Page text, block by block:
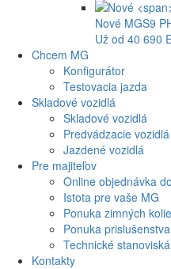
Nové MGS9
Už od 40 690
Chcem MG
Konfigurátor
Testovacia jazda
Skladové vozidlá
Skladové vozidlá
Predvádzacie vozidlá
Jazdené vozidlá
Pre majiteľov
Online objednávka
Istota pre vaše MG
Ponuka zimných
Ponuka prislušenstva
Technické
Kontakty